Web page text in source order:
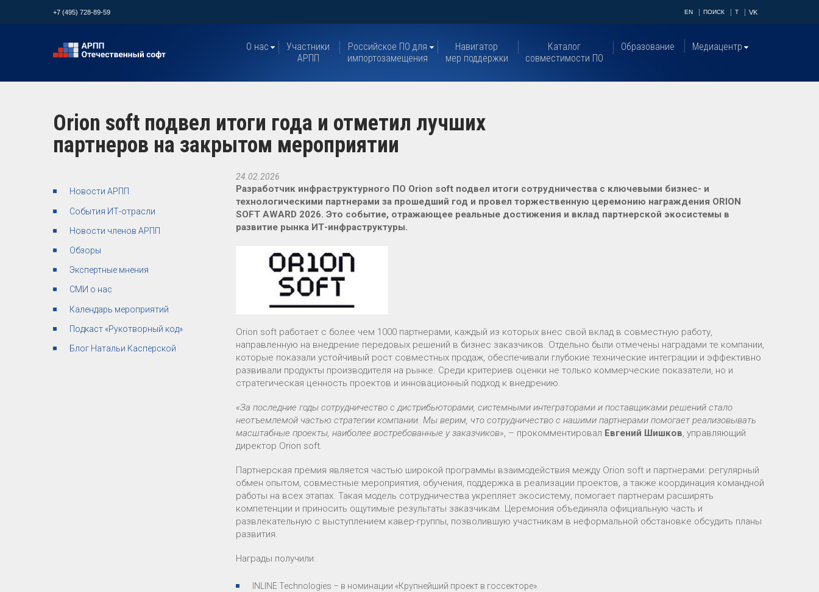
+7 (495) 728-89-59 EN ПОИСК T VK
О нас
Участники
АРПП
Российское ПО для
импортозамещения
Навигатор
мер поддержки
Каталог
совместимости ПО
Образование Медиацентр
Orion soft подвел итоги года и отметил лучших
партнеров на закрытом мероприятии
Новости АРПП
События ИТ-отрасли
Новости членов АРПП
Обзоры
Экспертные мнения
СМИ о нас
Календарь мероприятий
Подкаст «Рукотворный код»
Блог Натальи Касперской
24.02.2026
Разработчик инфраструктурного ПО Orion soft подвел итоги сотрудничества с ключевыми бизнес- и
технологическими партнерами за прошедший год и провел торжественную церемонию награждения ORION
SOFT AWARD 2026. Это событие, отражающее реальные достижения и вклад партнерской экосистемы в
развитие рынка ИТ-инфраструктуры.
Orion soft работает с более чем 1000 партнерами, каждый из которых внес свой вклад в совместную работу,
направленную на внедрение передовых решений в бизнес заказчиков. Отдельно были отмечены наградами те компании,
которые показали устойчивый рост совместных продаж, обеспечивали глубокие технические интеграции и эффективно
развивали продукты производителя на рынке. Среди критериев оценки не только коммерческие показатели, но и
стратегическая ценность проектов и инновационный подход к внедрению.
«За последние годы сотрудничество с дистрибьюторами, системными интеграторами и поставщиками решений стало
неотъемлемой частью стратегии компании. Мы верим, что сотрудничество с нашими партнерами помогает реализовывать
масштабные проекты, наиболее востребованные у заказчиков», – прокомментировал Евгений Шишков, управляющий
директор Orion soft.
Партнерская премия является частью широкой программы взаимодействия между Orion soft и партнерами: регулярный
обмен опытом, совместные мероприятия, обучения, поддержка в реализации проектов, а также координация командной
работы на всех этапах. Такая модель сотрудничества укрепляет экосистему, помогает партнерам расширять
компетенции и приносить ощутимые результаты заказчикам. Церемония объединяла официальную часть и
развлекательную с выступлением кавер-группы, позволившую участникам в неформальной обстановке обсудить планы
развития.
Награды получили:
INLINE Technologies – в номинации «Крупнейший проект в госсекторе».